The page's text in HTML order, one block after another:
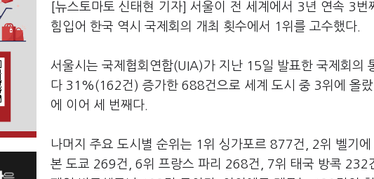
[뉴스토마토 신태현 기자] 서울이 전 세계에서 3년 연속 3
힘입어 한국 역시 국제회의 개최 횟수에서 1위를 고수했다.
서울시는 국제협회연합(UIA)가 지난 15일 발표한 국제회의
다 31%(162건) 증가한 688건으로 세계 도시 중 3위에 올
에 이어 세 번째다.
나머지 주요 도시별 순위는 1위 싱가포르 877건, 2위 벨기
본 도쿄 269건, 6위 프랑스 파리 268건, 7위 태국 방콕